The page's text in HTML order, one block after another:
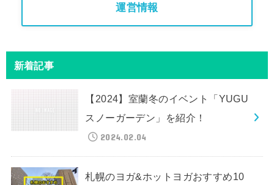
運営情報
新着記事
【2024】室蘭冬のイベント「YUGU
スノーガーデン」を紹介！
2024.02.04
札幌のヨガ&ホットヨガおすすめ10